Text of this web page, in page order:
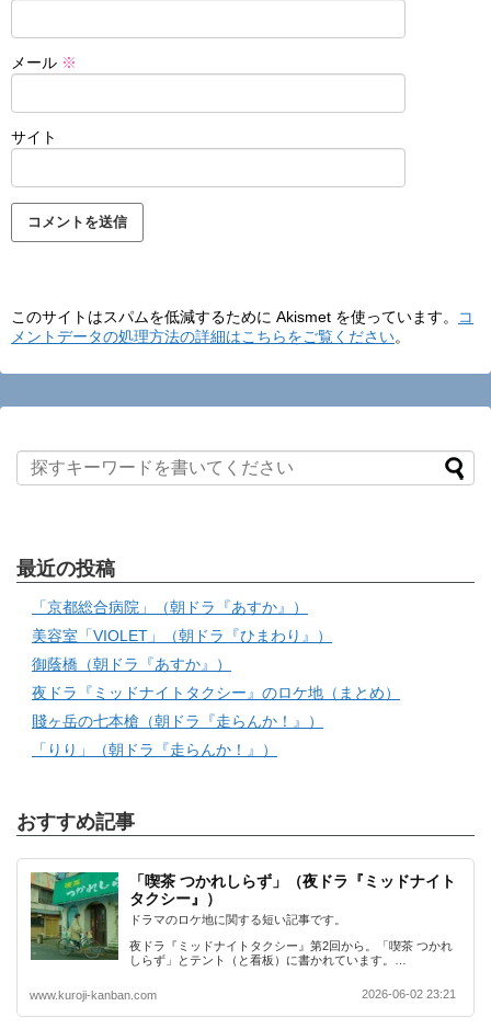
メール ※
サイト
このサイトはスパムを低減するために Akismet を使っています。
コ
メントデータの処理方法の詳細はこちらをご覧ください。
最近の投稿
「京都総合病院」（朝ドラ『あすか』）
美容室「VIOLET」（朝ドラ『ひまわり』）
御蔭橋（朝ドラ『あすか』）
夜ドラ『ミッドナイトタクシー』のロケ地（まとめ）
賤ヶ岳の七本槍（朝ドラ『走らんか！』）
「りり」（朝ドラ『走らんか！』）
おすすめ記事
「喫茶 つかれしらず」（夜ドラ『ミッドナイト
タクシー』）
ドラマのロケ地に関する短い記事です。
夜ドラ『ミッドナイトタクシー』第2回から。「喫茶 つかれ
しらず」とテント（と看板）に書かれています。…
www.kuroji-kanban.com 2026-06-02 23:21